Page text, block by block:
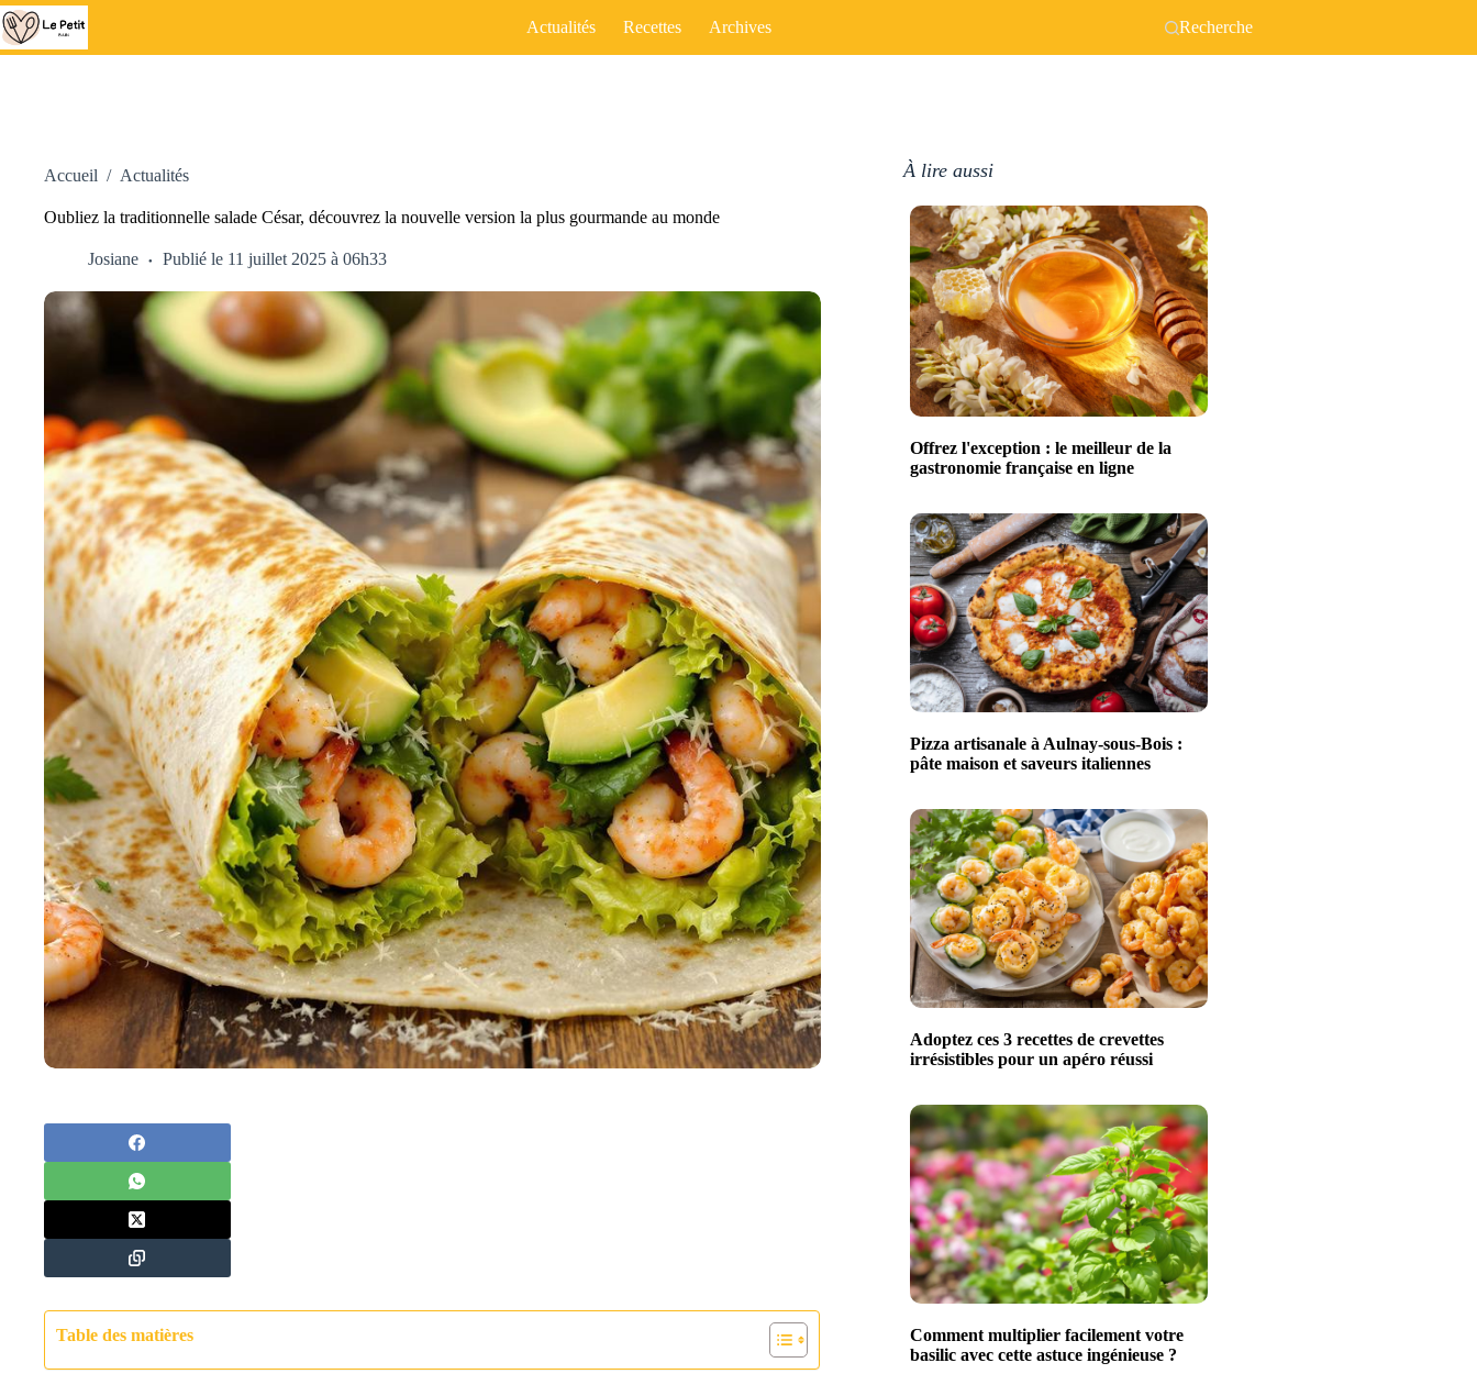
Passer
au
contenu
Actualités Recettes Archives Recherche
Accueil / Actualités
Oubliez la traditionnelle salade César, découvrez la nouvelle version la plus gourmande au monde
Josiane Publié le 11 juillet 2025 à 06h33
Table des matières
À lire aussi
Offrez l'exception : le meilleur de la
gastronomie française en ligne
Pizza artisanale à Aulnay-sous-Bois :
pâte maison et saveurs italiennes
Adoptez ces 3 recettes de crevettes
irrésistibles pour un apéro réussi
Comment multiplier facilement votre
basilic avec cette astuce ingénieuse ?